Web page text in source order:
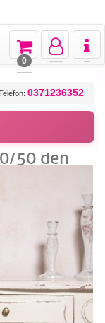
Toggle
Toggle
navigation
Toggle
navigation
0
0371236352
50 den